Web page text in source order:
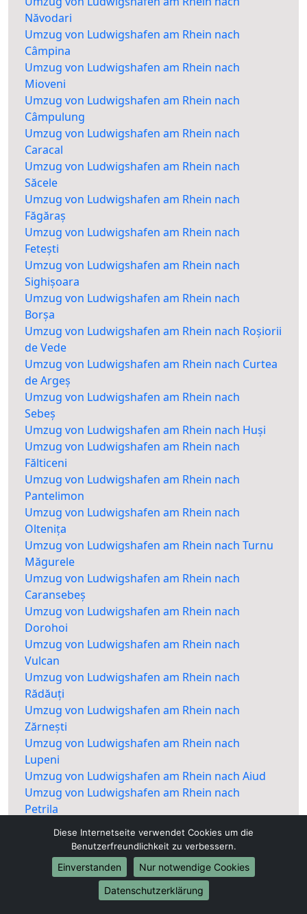
Năvodari
Umzug von Ludwigshafen am Rhein nach
Câmpina
Umzug von Ludwigshafen am Rhein nach
Mioveni
Umzug von Ludwigshafen am Rhein nach
Câmpulung
Umzug von Ludwigshafen am Rhein nach
Caracal
Umzug von Ludwigshafen am Rhein nach
Săcele
Umzug von Ludwigshafen am Rhein nach
Făgăraș
Umzug von Ludwigshafen am Rhein nach
Fetești
Umzug von Ludwigshafen am Rhein nach
Sighișoara
Umzug von Ludwigshafen am Rhein nach
Borșa
Umzug von Ludwigshafen am Rhein nach Roșiorii
de Vede
Umzug von Ludwigshafen am Rhein nach Curtea
de Argeș
Umzug von Ludwigshafen am Rhein nach
Sebeș
Umzug von Ludwigshafen am Rhein nach Huși
Umzug von Ludwigshafen am Rhein nach
Fălticeni
Umzug von Ludwigshafen am Rhein nach
Pantelimon
Umzug von Ludwigshafen am Rhein nach
Oltenița
Umzug von Ludwigshafen am Rhein nach Turnu
Măgurele
Umzug von Ludwigshafen am Rhein nach
Caransebeș
Umzug von Ludwigshafen am Rhein nach
Dorohoi
Umzug von Ludwigshafen am Rhein nach
Vulcan
Umzug von Ludwigshafen am Rhein nach
Rădăuți
Umzug von Ludwigshafen am Rhein nach
Zărnești
Umzug von Ludwigshafen am Rhein nach
Lupeni
Umzug von Ludwigshafen am Rhein nach Aiud
Umzug von Ludwigshafen am Rhein nach
Petrila
Umzug von Ludwigshafen am Rhein nach Câmpia
Umzug von Ludwigshafen am Rhein nach
Buftea
Umzug von Ludwigshafen am Rhein nach
Diese Internetseite verwendet Cookies um die
Benutzerfreundlichkeit zu verbessern.
Einverstanden
Nur notwendige Cookies
Datenschutzerklärung